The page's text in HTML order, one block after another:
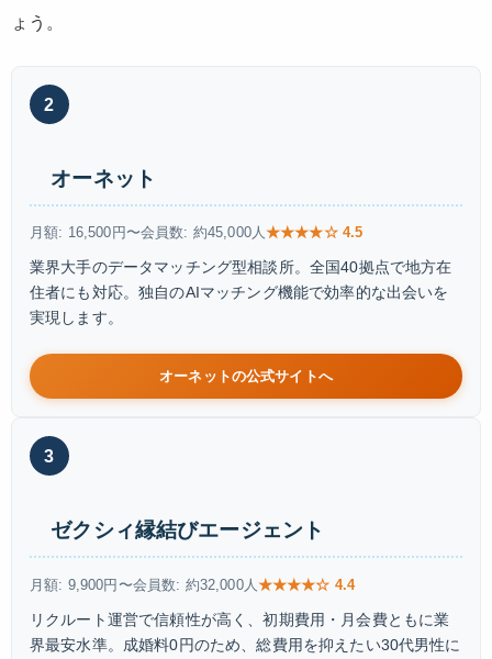
ょう。
2
オーネット
月額: 16,500円〜会員数: 約45,000人★★★★☆ 4.5
業界大手のデータマッチング型相談所。全国40拠点で地方在
住者にも対応。独自のAIマッチング機能で効率的な出会いを
実現します。
オーネットの公式サイトへ
3
ゼクシィ縁結びエージェント
月額: 9,900円〜会員数: 約32,000人 ★★★★☆ 4.4
リクルート運営で信頼性が高く、初期費用・月会費ともに業
界最安水準。成婚料0円のため、総費用を抑えたい30代男性に